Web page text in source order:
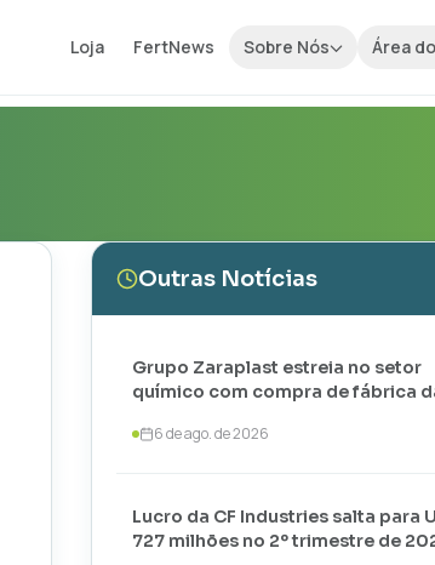
Loja FertNews Sobre Nós Área
Outras Notícias
Grupo Zaraplast estreia no setor
químico com compra de fábrica
6 de ago. de 2026
Lucro da CF Industries salta para
727 milhões no 2º trimestre de